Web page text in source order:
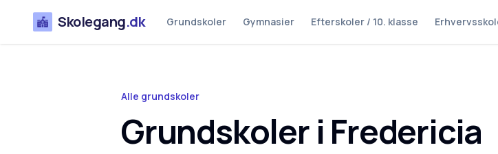
Skolegang.dk Grundskoler Gymnasier Efterskoler / 10. klasse
Alle grundskoler
Grundskoler i Fredericia